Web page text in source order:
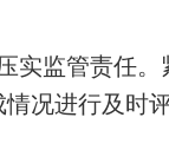
监管责任。
况进行及时